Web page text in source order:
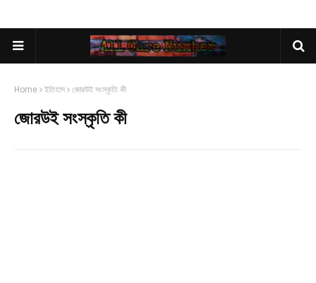
Home ইতিহাস জোরউই সংস্কৃতি কী
জোরউই সংস্কৃতি কী